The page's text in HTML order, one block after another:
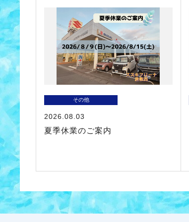
その他
2026.08.03
夏季休業のご案内